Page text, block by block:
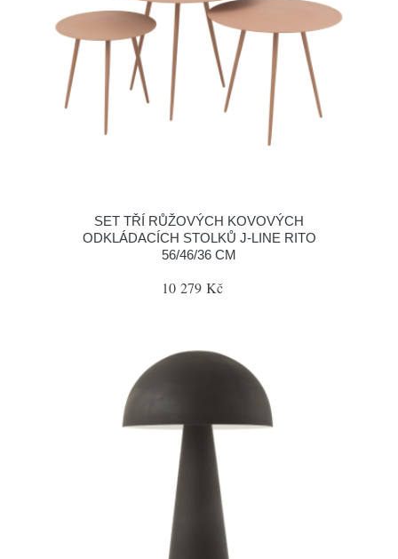
SET TŘÍ RŮŽOVÝCH KOVOVÝCH
ODKLÁDACÍCH STOLKŮ J-LINE RITO
56/46/36 CM
10 279 Kč